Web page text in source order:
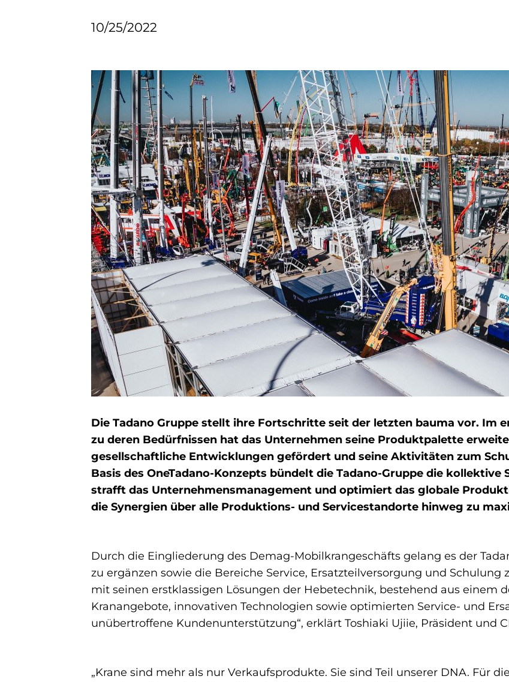
10/25/2022
Die Tadano Gruppe stellt ihre Fortschritte seit der letzten bauma vor. Im
zu deren Bedürfnissen hat das Unternehmen seine Produktpalette
gesellschaftliche Entwicklungen gefördert und seine Aktivitäten zum
Basis des OneTadano-Konzepts bündelt die Tadano-Gruppe die
strafft das Unternehmensmanagement und optimiert das globale
die Synergien über alle Produktions- und Servicestandorte hinweg zu
Durch die Eingliederung des Demag-Mobilkrangeschäfts gelang es der
zu ergänzen sowie die Bereiche Service, Ersatzteilversorgung und Schulung
mit seinen erstklassigen Lösungen der Hebetechnik, bestehend aus einem
Kranangebote, innovativen Technologien sowie optimierten Service- und
unübertroffene Kundenunterstützung“, erklärt Toshiaki Ujiie, Präsident und
„Krane sind mehr als nur Verkaufsprodukte. Sie sind Teil unserer DNA. Für